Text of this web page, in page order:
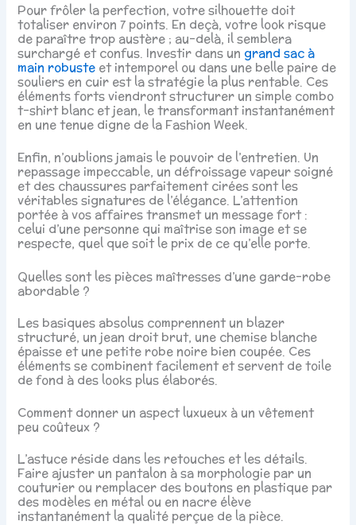
Pour frôler la perfection, votre silhouette doit
totaliser environ 7 points. En deçà, votre look risque
de paraître trop austère ; au-delà, il semblera
surchargé et confus. Investir dans un grand sac à
main robuste et intemporel ou dans une belle paire de
souliers en cuir est la stratégie la plus rentable. Ces
éléments forts viendront structurer un simple combo
t-shirt blanc et jean, le transformant instantanément
en une tenue digne de la Fashion Week.
Enfin, n’oublions jamais le pouvoir de l’entretien. Un
repassage impeccable, un défroissage vapeur soigné
et des chaussures parfaitement cirées sont les
véritables signatures de l’élégance. L’attention
portée à vos affaires transmet un message fort :
celui d’une personne qui maîtrise son image et se
respecte, quel que soit le prix de ce qu’elle porte.
Quelles sont les pièces maîtresses d’une garde-robe
abordable ?
Les basiques absolus comprennent un blazer
structuré, un jean droit brut, une chemise blanche
épaisse et une petite robe noire bien coupée. Ces
éléments se combinent facilement et servent de toile
de fond à des looks plus élaborés.
Comment donner un aspect luxueux à un vêtement
peu coûteux ?
L’astuce réside dans les retouches et les détails.
Faire ajuster un pantalon à sa morphologie par un
couturier ou remplacer des boutons en plastique par
des modèles en métal ou en nacre élève
instantanément la qualité perçue de la pièce.